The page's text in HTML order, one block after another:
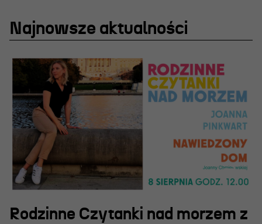
Najnowsze aktualności
Rodzinne Czytanki nad morzem z